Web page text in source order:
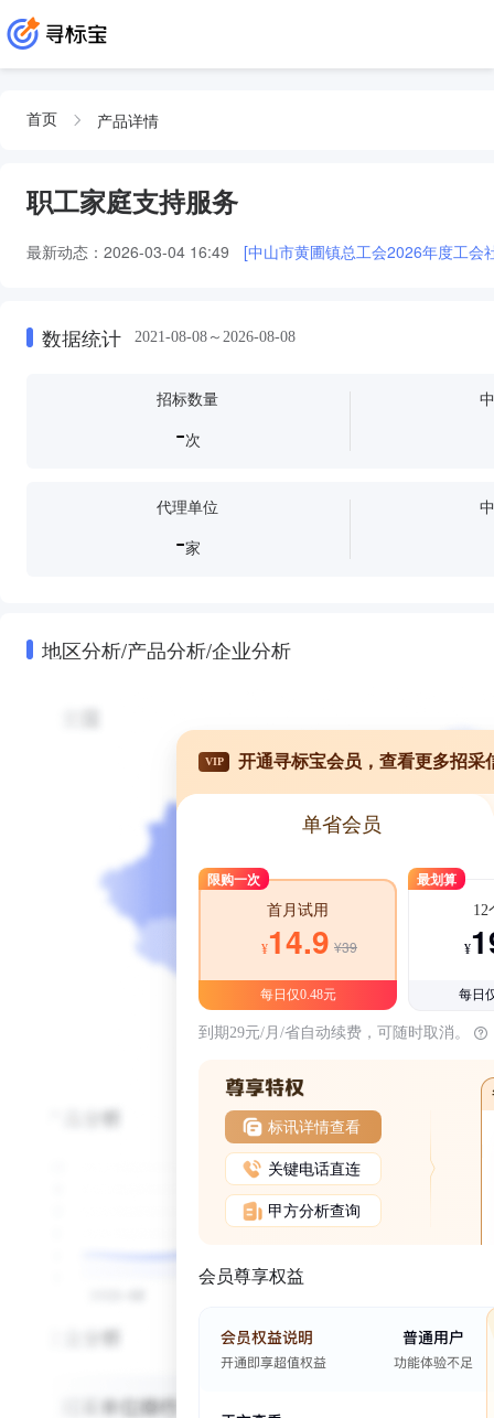
首页 产品详情
职工家庭支持服务
最新动态： 2026-03-04 16:49 [中山市黄圃镇总工会2026年度工会
数据统计 2021-08-08～2026-08-08
招标数量
-次
代理单位
-家
地区分析/产品分析/企业分析
VIP 开通寻标宝会员，查看更多招采
单省会员
限购一次
首月试用
¥14.9 ¥39
每日仅0.48元
最划算
12
¥
每日
到期29元/月/省自动续费，可随时取消。
标讯详情查看
关键电话直连
甲方分析查询
会员尊享权益